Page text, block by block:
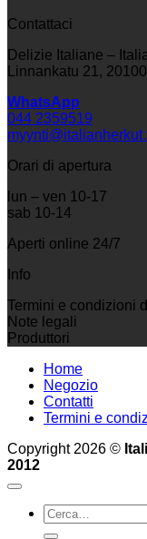
Contattaci
Delizie Italiane –
Linnankatu 21,
WhatsApp
044 2359519
Orari di apertura
lun – ven 10-17
sab 10-14
Aperti online 24/7
Info
Termini e condizioni
Note legali
Produttori
Home
Negozio
Contatti
Termini e
Copyright 2026 ©
2012
Cerca: